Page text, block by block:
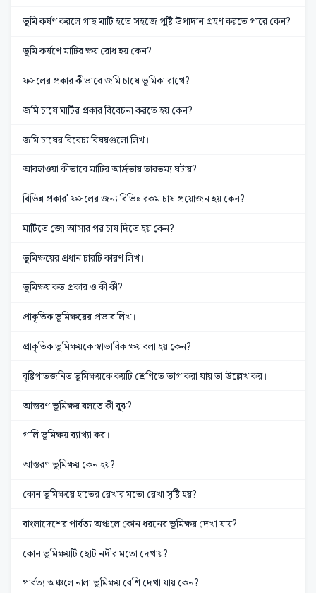
ভূমি কর্ষণ করলে গাছ মাটি হতে সহজে পুষ্টি উপাদান গ্রহণ করতে পারে কেন?
ভূমি কর্ষণে মাটির ক্ষয় রোধ হয় কেন?
ফসলের প্রকার কীভাবে জমি চাষে ভূমিকা রাখে?
জমি চাষে মাটির প্রকার বিবেচনা করতে হয় কেন?
জমি চাষের বিবেচ্য বিষয়গুলো লিখ।
আবহাওয়া কীভাবে মাটির আর্দ্রতায় তারতম্য ঘটায়?
বিভিন্ন প্রকার' ফসলের জন্য বিভিন্ন রকম চাষ প্রয়োজন হয় কেন?
মাটিতে জো আসার পর চাষ দিতে হয় কেন?
ভূমিক্ষয়ের প্রধান চারটি কারণ লিখ।
ভূমিক্ষয় কত প্রকার ও কী কী?
প্রাকৃতিক ভূমিক্ষয়ের প্রভাব লিখ।
প্রাকৃতিক ভূমিক্ষয়কে স্বাভাবিক ক্ষয় বলা হয় কেন?
বৃষ্টিপাতজনিত ভূমিক্ষয়কে কয়টি শ্রেণিতে ভাগ করা যায় তা উল্লেখ কর।
আস্তরণ ভূমিক্ষয় বলতে কী বুঝ?
গালি ভূমিক্ষয় ব্যাখ্যা কর।
আস্তরণ ভূমিক্ষয় কেন হয়?
কোন ভূমিক্ষয়ে হাতের রেখার মতো রেখা সৃষ্টি হয়?
বাংলাদেশের পার্বত্য অঞ্চলে কোন ধরনের ভূমিক্ষয় দেখা যায়?
কোন ভূমিক্ষয়টি ছোট নদীর মতো দেখায়?
পার্বত্য অঞ্চলে নালা ভূমিক্ষয় বেশি দেখা যায় কেন?